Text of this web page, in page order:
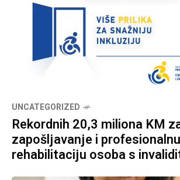
UNCATEGORIZED
Rekordnih 20,3 miliona KM
zapošljavanje i profesionalnu
rehabilitaciju osoba s